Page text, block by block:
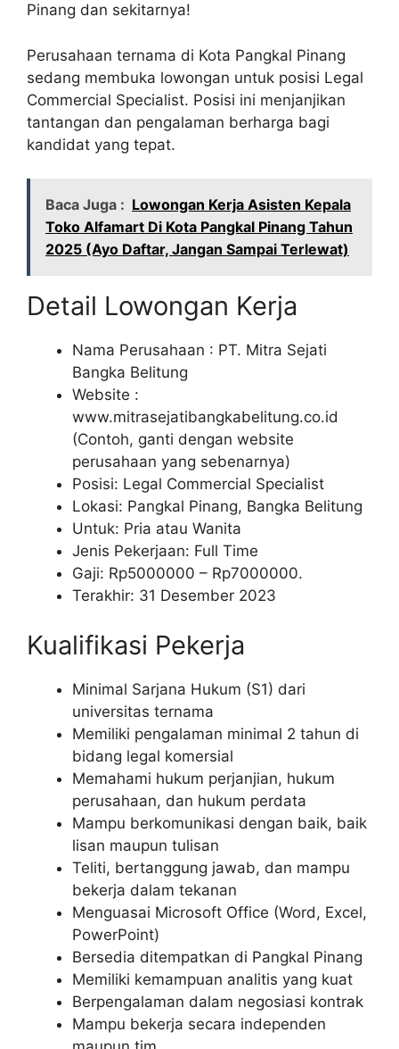
Pinang dan sekitarnya!
Perusahaan ternama di Kota Pangkal Pinang
sedang membuka lowongan untuk posisi Legal
Commercial Specialist. Posisi ini menjanjikan
tantangan dan pengalaman berharga bagi
kandidat yang tepat.
Baca Juga : Lowongan Kerja Asisten Kepala
Toko Alfamart Di Kota Pangkal Pinang Tahun
2025 (Ayo Daftar, Jangan Sampai Terlewat)
Detail Lowongan Kerja
Nama Perusahaan : PT. Mitra Sejati
Bangka Belitung
Website :
www.mitrasejatibangkabelitung.co.id
(Contoh, ganti dengan website
perusahaan yang sebenarnya)
Posisi: Legal Commercial Specialist
Lokasi: Pangkal Pinang, Bangka Belitung
Untuk: Pria atau Wanita
Jenis Pekerjaan: Full Time
Gaji: Rp5000000 – Rp7000000.
Terakhir: 31 Desember 2023
Kualifikasi Pekerja
Minimal Sarjana Hukum (S1) dari
universitas ternama
Memiliki pengalaman minimal 2 tahun di
bidang legal komersial
Memahami hukum perjanjian, hukum
perusahaan, dan hukum perdata
Mampu berkomunikasi dengan baik, baik
lisan maupun tulisan
Teliti, bertanggung jawab, dan mampu
bekerja dalam tekanan
Menguasai Microsoft Office (Word, Excel,
PowerPoint)
Bersedia ditempatkan di Pangkal Pinang
Memiliki kemampuan analitis yang kuat
Berpengalaman dalam negosiasi kontrak
Mampu bekerja secara independen